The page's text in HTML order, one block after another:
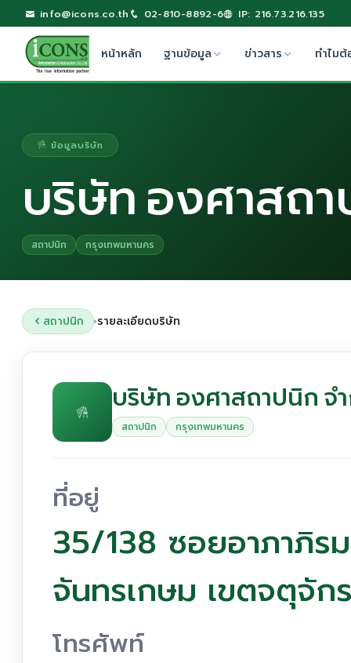
info@icons.co.th 02-810-8892-6 IP: 216.73.216.135
หน้าหลัก ฐานข้อมูล ข่าวสาร ทำไมต้
ข้อมูลบริษัท
บริษัท องศาสถ
สถาปนิก กรุงเทพมหานคร
สถาปนิก ›รายละเอียดบริษัท
บริษัท องศาสถาปนิก จ
สถาปนิก กรุงเทพมหานคร
ที่อยู่
35/138 ซอยอาภาภิร
จันทรเกษม เขตจตุจั
โทรศัพท์